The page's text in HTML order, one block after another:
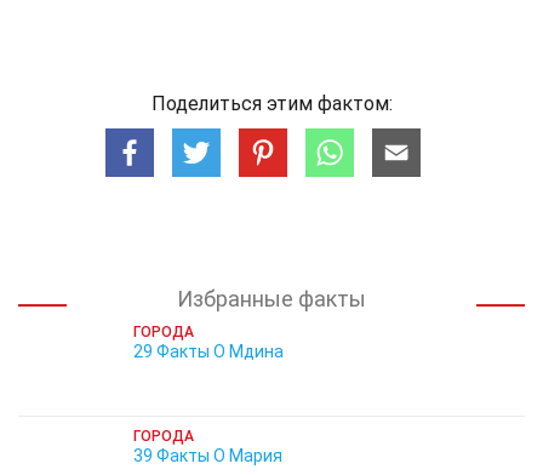
Поделиться этим фактом:
Избранные факты
ГОРОДА
29 Факты О Мдина
ГОРОДА
39 Факты О Мария